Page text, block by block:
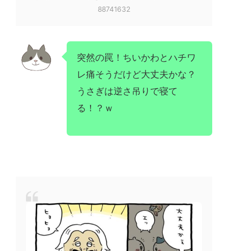
88741632
突然の罠！ちいかわとハチワ
レ痛そうだけど大丈夫かな？
うさぎは逆さ吊りで寝て
る！？ｗ